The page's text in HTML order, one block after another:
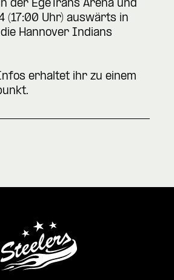
der EgeTrans Arena und
(17:00 Uhr) auswärts in
Hannover Indians
erhaltet ihr zu einem